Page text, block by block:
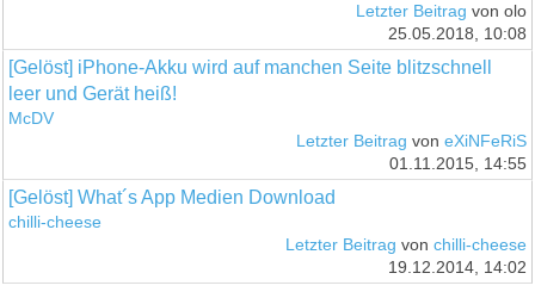
Letzter Beitrag von olo
25.05.2018, 10:08
[Gelöst] iPhone-Akku wird auf manchen Seite blitzschnell
leer und Gerät heiß!
McDV
Letzter Beitrag von eXiNFeRiS
01.11.2015, 14:55
[Gelöst] What´s App Medien Download
chilli-cheese
Letzter Beitrag von chilli-cheese
19.12.2014, 14:02